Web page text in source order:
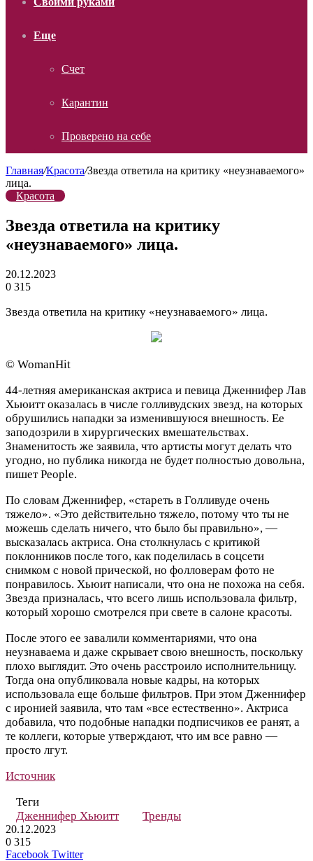
Еще
Счет
Карантин
Проверено на себе
Главная/Красота/Звезда ответила на критику «неузнаваемого»
лица.
Красота
Звезда ответила на критику
«неузнаваемого» лица.
20.12.2023
0 315
Звезда ответила на критику «неузнаваемого» лица.
© WomanHit
44-летняя американская актриса и певица Дженнифер Лав
Хьюитт оказалась в числе голливудских звезд, на которых
обрушились нападки за изменившуюся внешность. Ее
заподозрили в хирургических вмешательствах.
Знаменитость же заявила, что артисты могут делать что
угодно, но публика никогда не будет полностью довольна,
пишет People.
По словам Дженнифер, «стареть в Голливуде очень
тяжело». «Это действительно тяжело, потому что ты не
можешь сделать ничего, что было бы правильно», —
высказалась актриса. Она столкнулась с критикой
поклонников после того, как поделилась в соцсети
снимком с новой прической, но фолловерам фото не
понравилось. Хьюит написали, что она не похожа на себя.
Звезда призналась, что всего лишь использовала фильтр,
который хорошо смотрелся при свете в салоне красоты.
После этого ее завалили комментариями, что она
неузнаваема и даже скрывает свою внешность, поскольку
плохо выглядит. Это очень расстроило исполнительницу.
Тогда она опубликовала новые кадры, на которых
использовала еще больше фильтров. При этом Дженнифер
с иронией заявила, что там «все естественно». Актриса
добавила, что подобные нападки подписчиков ее ранят, а
те коллеги, которые утверждают, что им все равно —
просто лгут.
Источник
Теги
Дженнифер Хьюитт
Тренды
20.12.2023
0 315
Facebook TwitterLinkedIn
Tumblr
Reddit
Вконтакте
Одноклассники
Skype
Messenger
Messenger
WhatsApp
Telegram
Viber
Line
Поделиться
Печатать